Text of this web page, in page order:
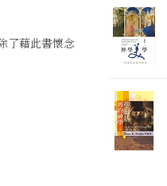
了藉此書懷念